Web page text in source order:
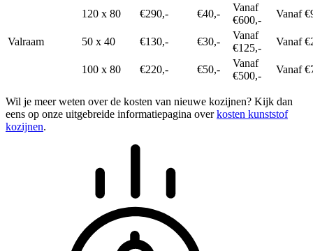
120 x 80 €290,- €40,-
Vanaf
€600,-
Vanaf
Valraam 50 x 40 €130,- €30,-
Vanaf
€125,-
Vanaf
100 x 80 €220,- €50,-
Vanaf
€500,-
Vanaf
Wil je meer weten over de kosten van nieuwe kozijnen? Kijk dan
eens op onze uitgebreide informatiepagina overkosten kunststof
kozijnen.